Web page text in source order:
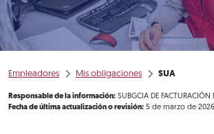
Empleadores Mis obligaciones SUA
Responsable de la información: SUBGCIA DE FACTURACIÓN
Fecha de última actualización o revisión: 5 de marzo de 2026